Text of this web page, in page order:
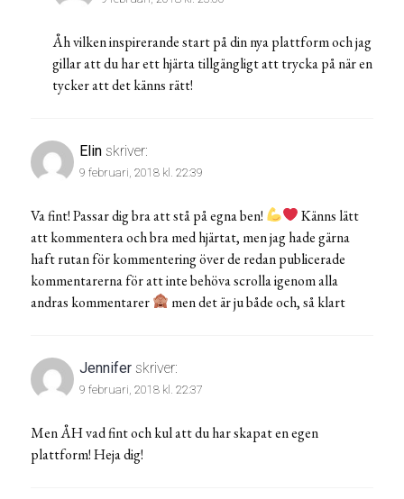
Åh vilken inspirerande start på din nya plattform och jag
gillar att du har ett hjärta tillgängligt att trycka på när en
tycker att det känns rätt!
Elin skriver:
9 februari, 2018 kl. 22:39
Va fint! Passar dig bra att stå på egna ben!
Känns lätt
att kommentera och bra med hjärtat, men jag hade gärna
haft rutan för kommentering över de redan publicerade
kommentarerna för att inte behöva scrolla igenom alla
andras kommentarer
men det är ju både och, så klart
Jennifer skriver:
9 februari, 2018 kl. 22:37
Men ÅH vad fint och kul att du har skapat en egen
plattform! Heja dig!